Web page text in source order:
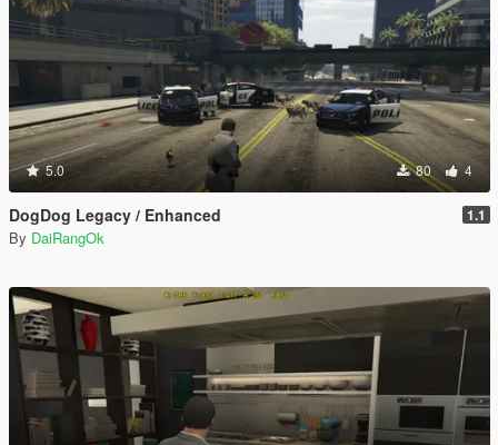
5.0 80 4
DogDog Legacy / Enhanced 1.1
By DaiRangOk